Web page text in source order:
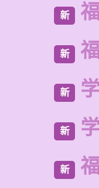
新
新
新
新
新